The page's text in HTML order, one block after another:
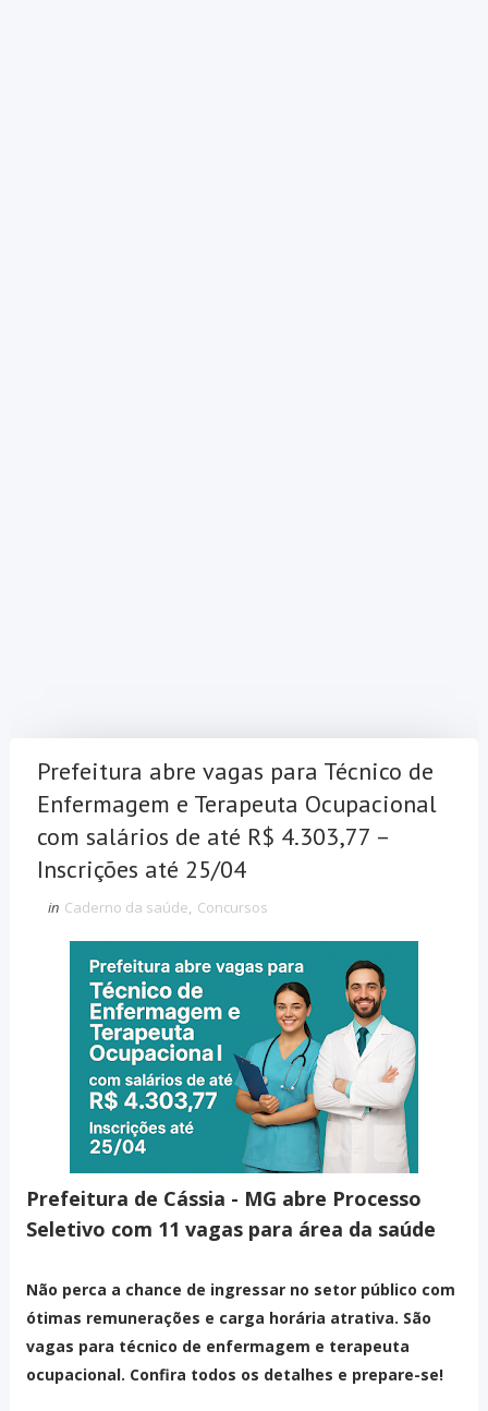
Prefeitura abre vagas para Técnico de
Enfermagem e Terapeuta Ocupacional
com salários de até R$ 4.303,77 –
Inscrições até 25/04
in Caderno da saúde, Concursos
Prefeitura de Cássia - MG abre Processo
Seletivo com 11 vagas para área da saúde
Não perca a chance de ingressar no setor público com
ótimas remunerações e carga horária atrativa. São
vagas para técnico de enfermagem e terapeuta
ocupacional. Confira todos os detalhes e prepare-se!